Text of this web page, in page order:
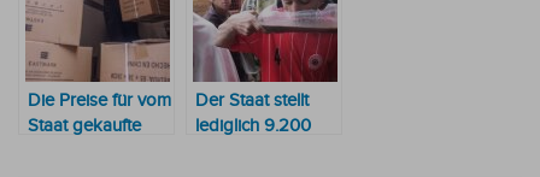
Staat
Rentenalter auf 65
Jahre anhebt
Die Preise für vom
Staat gekaufte
Der Staat stellt
lediglich 9.200